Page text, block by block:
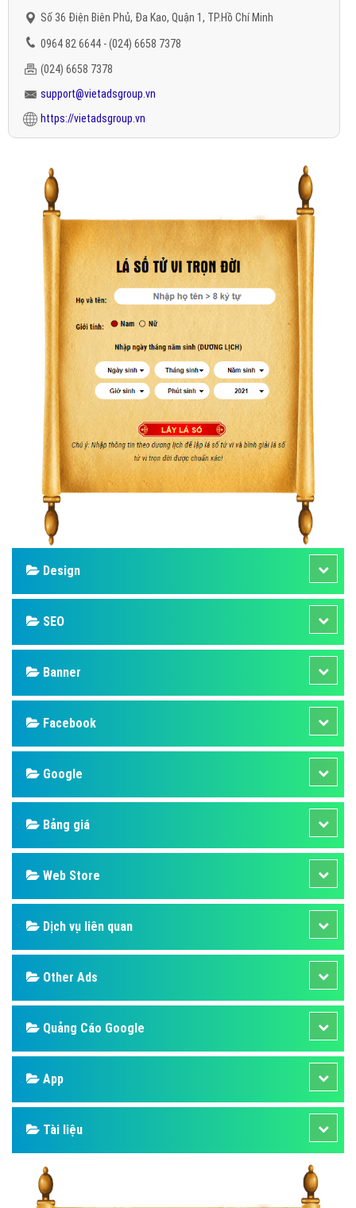
Số 36 Điện Biên Phủ, Đa Kao, Quận 1, TP.Hồ Chí Minh
0964 82 6644 - (024) 6658 7378
(024) 6658 7378
support@vietadsgroup.vn
https://vietadsgroup.vn
Design
SEO
Banner
Facebook
Google
Bảng giá
Web Store
Dịch vụ liên quan
Other Ads
Quảng Cáo Google
App
Tài liệu